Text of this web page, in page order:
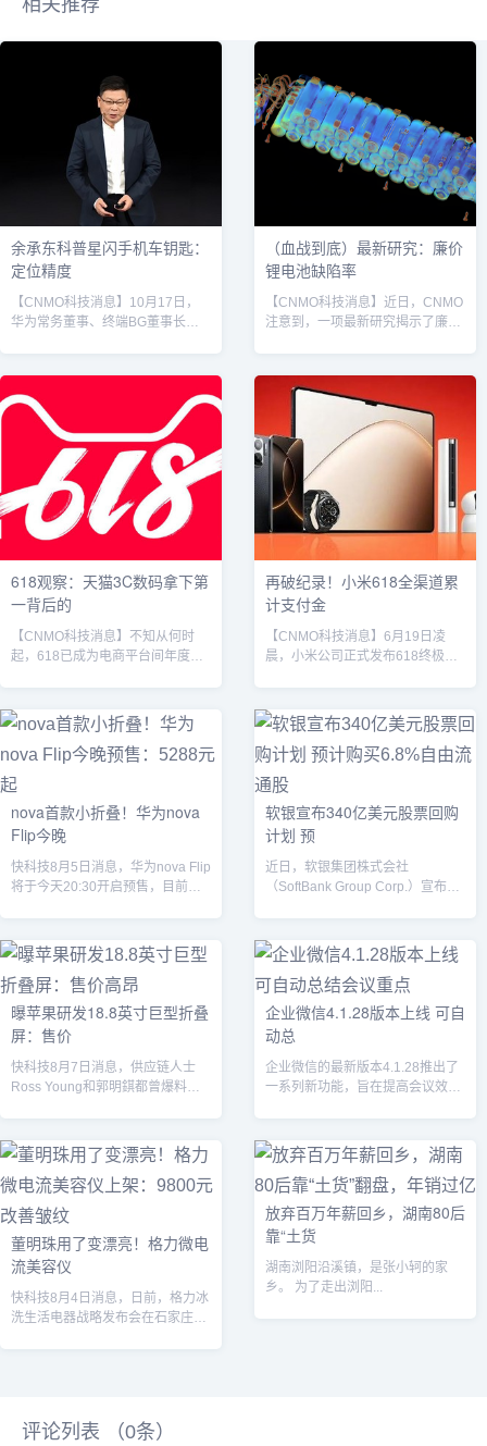
相关推荐
余承东科普星闪手机车钥匙：
定位精度
【CNMO科技消息】10月17日，
华为常务董事、终端BG董事长余
承东在视频中，余承东首先介绍了
当前广泛商用的蓝牙车钥匙。他指
出，蓝牙车钥匙的信号强度与距离
成正比，其定位原理是通过接收信
号的强度来确定位置的远近。然
而，这种测量方式在实际应用中存
在明显弊端。以地下车库为例，由
于环境复杂，信号干扰因素众多，
信号弱...
（血战到底）最新研究：廉价
锂电池缺陷率
【CNMO科技消息】近日，CNMO
注意到，一项最新研究揭示了廉价
通过X光对1000个18650锂电池进
行了深入分析，发现近8%的廉价
或假冒电池存在严重制造缺陷，可
能引发火灾。研究发现，关键缺陷
发生在负电极没有完全覆盖正电
极。这种错误的构造会导致正电极
边缘出现锂镀层，使电池不稳定并
促进短路。研究人员还发现，通...
618观察：天猫3C数码拿下第
一背后的
【CNMO科技消息】不知从何时
起，618已成为电商平台间年度最
这一时间段集中释放购买力，而平
台和品牌也借此进行资源倾斜与战
略布局。各种眼花缭乱的活动、跨
平台的价格战、五花八门的补贴和
优惠政策，构筑出一个促销节日的
盛宴。而当618年中大促的硝烟逐
渐散去，战报刷屏过后，越来越多
的数字逻辑与深层动因。根据魔镜
洞察数...
再破纪录！小米618全渠道累
计支付金
【CNMO科技消息】6月19日凌
晨，小米公司正式发布618终极战
绩不仅彰显了小米在消费电子领域
的强劲竞争力，更标志着其“人车家
全生态”战略在市场端的全面落地。
从销售数据看，小米手机品类延续
多平台霸榜态势。截至6月17日
23:59:59，小米15成京东、天猫双
平台4000 - 5999元价位段国产手
东...
nova首款小折叠！华为nova
Flip今晚
快科技8月5日消息，华为nova Flip
将于今天20:30开启预售，目前，
软银宣布340亿美元股票回购
计划 预
近日，软银集团株式会社
（SoftBank Group Corp.）宣布了
曝苹果研发18.8英寸巨型折叠
屏：售价
快科技8月7日消息，供应链人士
Ross Young和郭明錤都曾爆料
企业微信4.1.28版本上线 可自
动总
企业微信的最新版本4.1.28推出了
一系列新功能，旨在提高会议效率
董明珠用了变漂亮！格力微电
流美容仪
快科技8月4日消息，日前，格力冰
洗生活电器战略发布会在石家庄举
放弃百万年薪回乡，湖南80后
靠“土货
湖南浏阳沿溪镇，是张小轲的家
乡。 为了走出浏阳...
评论列表 （0条）